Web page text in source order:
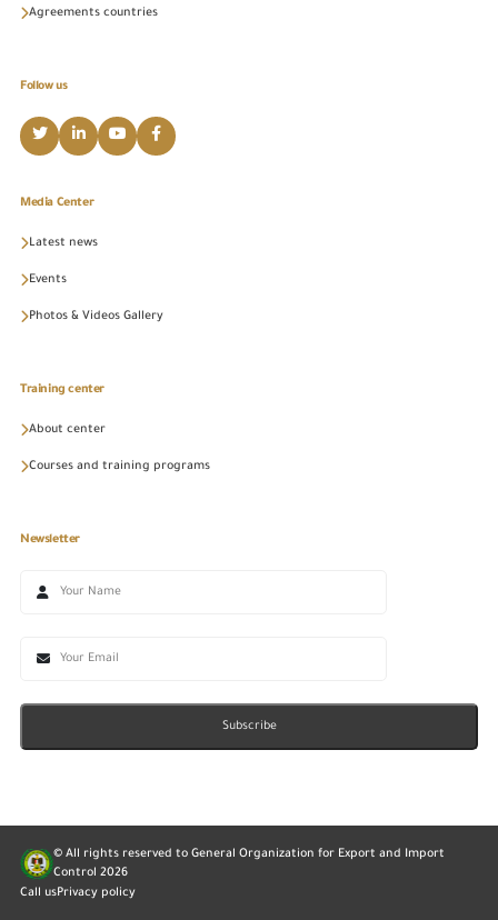
Agreements countries
Follow us
Media Center
Latest news
Events
Photos & Videos Gallery
Training center
About center
Courses and training programs
Newsletter
Subscribe
© All rights reserved to General Organization for Export and Import
Control 2026
Call usPrivacy policy